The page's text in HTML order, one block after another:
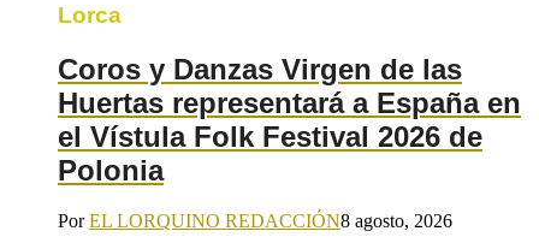
Lorca
Coros y Danzas Virgen de las
Huertas representará a España en
el Vístula Folk Festival 2026 de
Polonia
PorEL LORQUINO REDACCIÓN8 agosto, 2026